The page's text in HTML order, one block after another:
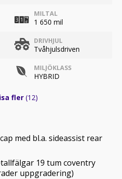
MILTAL
1 650 mil
DRIVHJUL
Tvåhjulsdriven
MILJÖKLASS
HYBRID
fler (12)
med bl.a. sideassist rear
19 tum coventry
uppgradering)